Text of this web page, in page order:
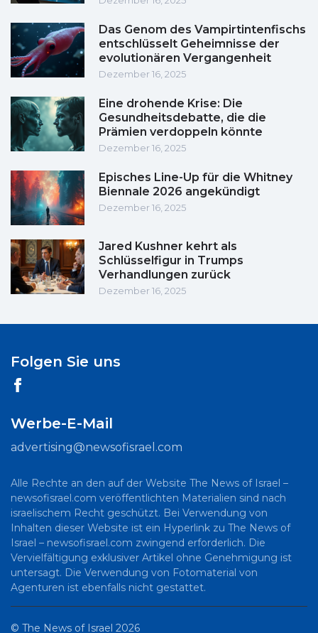
Das Genom des Vampirtintenfischs
entschlüsselt Geheimnisse der
evolutionären Vergangenheit
Dezember 16, 2025
Eine drohende Krise: Die
Gesundheitsdebatte, die die
Prämien verdoppeln könnte
Dezember 16, 2025
Episches Line-Up für die Whitney
Biennale 2026 angekündigt
Dezember 16, 2025
Jared Kushner kehrt als
Schlüsselfigur in Trumps
Verhandlungen zurück
Dezember 16, 2025
Folgen Sie uns
Werbe-E-Mail
advertising@newsofisrael.com
Alle Rechte an den auf der Website The News of Israel –
newsofisrael.com veröffentlichten Materialien sind nach
israelischem Recht geschützt. Bei Verwendung von
Inhalten dieser Website ist ein Hyperlink zu The News of
Israel – newsofisrael.com zwingend erforderlich. Die
Vervielfältigung exklusiver Artikel ohne Genehmigung ist
untersagt. Die Verwendung von Fotomaterial von
Agenturen ist ebenfalls nicht gestattet.
© The News of Israel 2026